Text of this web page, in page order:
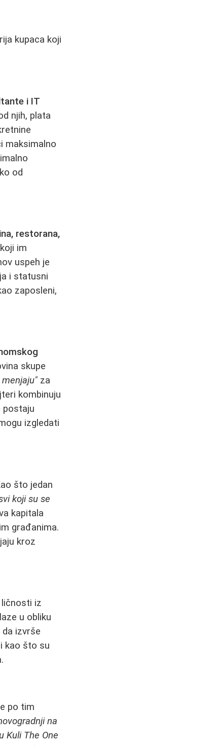
kupaca koji
i IT
njih, plata
maksimalno
od
restorana,
im
uspeh je
i statusni
zaposleni,
skupe
menjaju" za
kombinuju
postaju
izgledati
što jedan
koji su se
kapitala
građanima.
kroz
iz
u obliku
izvrše
kao što su
po tim
na
Kuli The One